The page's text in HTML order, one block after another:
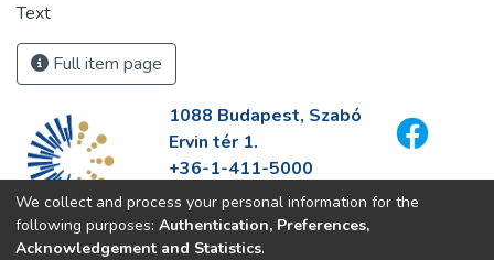
Text
Full item page
1088 Budapest, Szabó
Ervin tér 1.
+36-1-411-5000
info@fszek.hu
https://fszek.hu
We collect and process your personal information for the
following purposes: Authentication, Preferences,
Acknowledgement and Statistics.